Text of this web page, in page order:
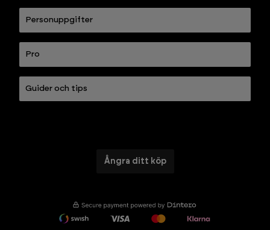
Personuppgifter
Pro
Guider och tips
Ångra ditt köp